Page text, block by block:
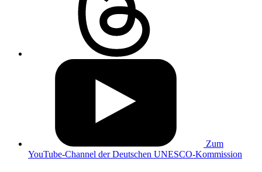
Zum
YouTube-Channel der Deutschen UNESCO-Kommission